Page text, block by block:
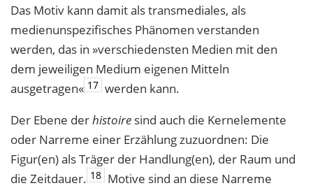
Das Motiv kann damit als transmediales, als
medienunspezifisches Phänomen verstanden
werden, das in »verschiedensten Medien mit den
dem jeweiligen Medium eigenen Mitteln
ausgetragen« 17 werden kann.
Der Ebene derhistoire sind auch die Kernelemente
oder Narreme einer Erzählung zuzuordnen: Die
Figur(en) als Träger der Handlung(en), der Raum und
die Zeitdauer. 18 Motive sind an diese Narreme